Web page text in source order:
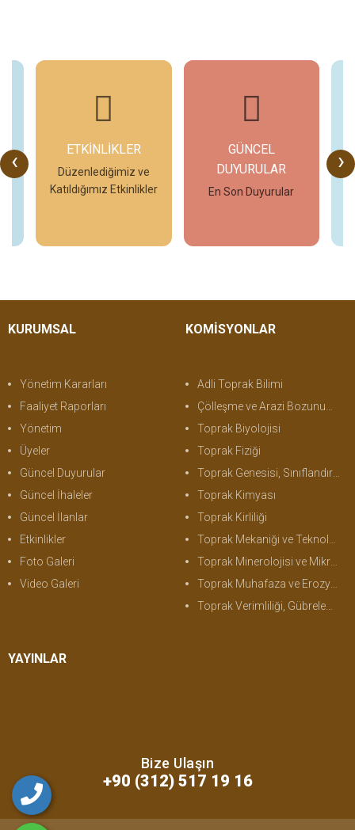
‹ ›
ETKİNLİKLER
Düzenlediğimiz ve
Katıldığımız Etkinlikler
GÜNCEL
DUYURULAR
En Son Duyurular
KURUMSAL
Yönetim Kararları
Faaliyet Raporları
Yönetim
Üyeler
Güncel Duyurular
Güncel İhaleler
Güncel İlanlar
Etkinlikler
Foto Galeri
Video Galeri
KOMİSYONLAR
Adli Toprak Bilimi
Çölleşme ve Arazi Bozunumu
Toprak Biyolojisi
Toprak Fiziği
Toprak Genesisi, Sınıflandırma ve Haritalama
Toprak Kimyası
Toprak Kirliliği
Toprak Mekaniği ve Teknolojisi
Toprak Minerolojisi ve Mikromorfolojisi
Toprak Muhafaza ve Erozyon
Toprak Verimliliği, Gübreleme ve Bitki Besleme
YAYINLAR
Bize Ulaşın
+90 (312) 517 19 16